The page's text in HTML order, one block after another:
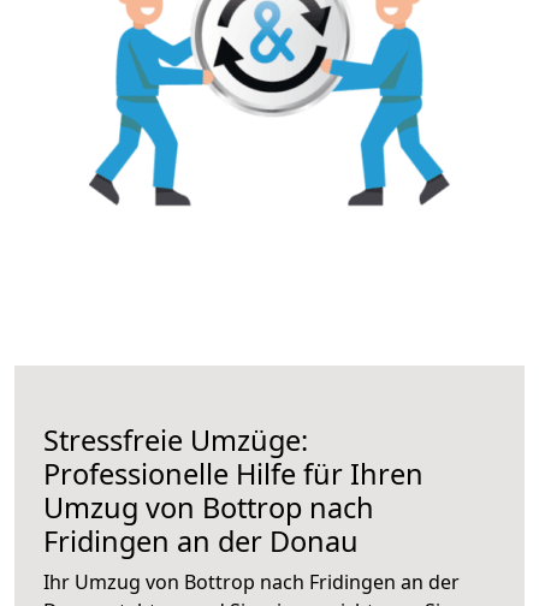
Stressfreie Umzüge:
Professionelle Hilfe für Ihren
Umzug von Bottrop nach
Fridingen an der Donau
Ihr Umzug von Bottrop nach Fridingen an der